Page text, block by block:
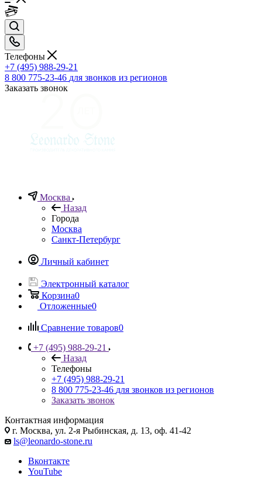
Телефоны
+7 (495) 988-29-21
8 800 775-23-46 для звонков из регионов
Заказать звонок
Москва
Назад
Города
Москва
Санкт-Петербург
Личный кабинет
Электронный каталог
Корзина0
Отложенные0
Сравнение товаров0
+7 (495) 988-29-21
Назад
Телефоны
+7 (495) 988-29-21
8 800 775-23-46 для звонков из регионов
Заказать звонок
Контактная информация
г. Москва, ул. 2-я Рыбинская, д. 13, оф. 41-42
ls@leonardo-stone.ru
Вконтакте
YouTube